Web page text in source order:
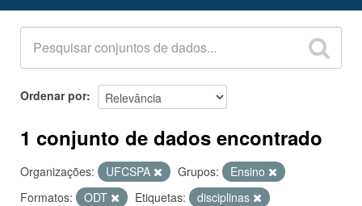
Organizações
Grupos
Sobre
Ordenar por
1 conjunto de dados encontrado
Organizações: UFCSPA Grupos:
Ensino
Formatos:
ODT Etiquetas:
disciplinas